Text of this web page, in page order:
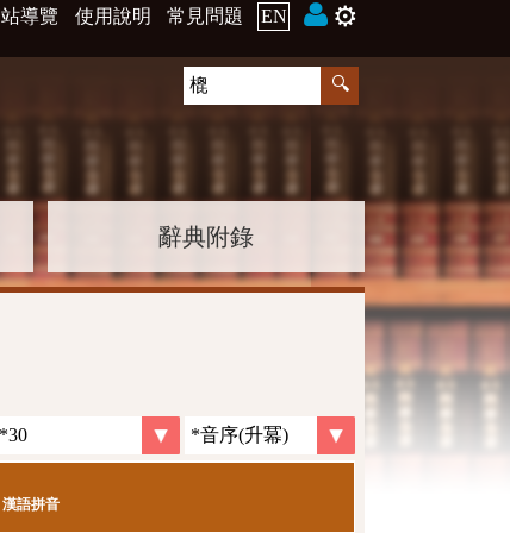
導覽 使用說明 常見問題 EN ⚙️
辭典附錄
漢語拼音